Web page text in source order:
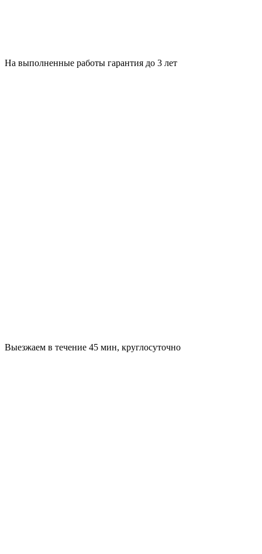
На выполненные работы гарантия до 3 лет
Выезжаем в течение 45 мин, круглосуточно